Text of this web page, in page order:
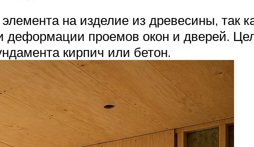
на изделие из древесины, так
деформации проемов окон и дверей.
кирпич или бетон.